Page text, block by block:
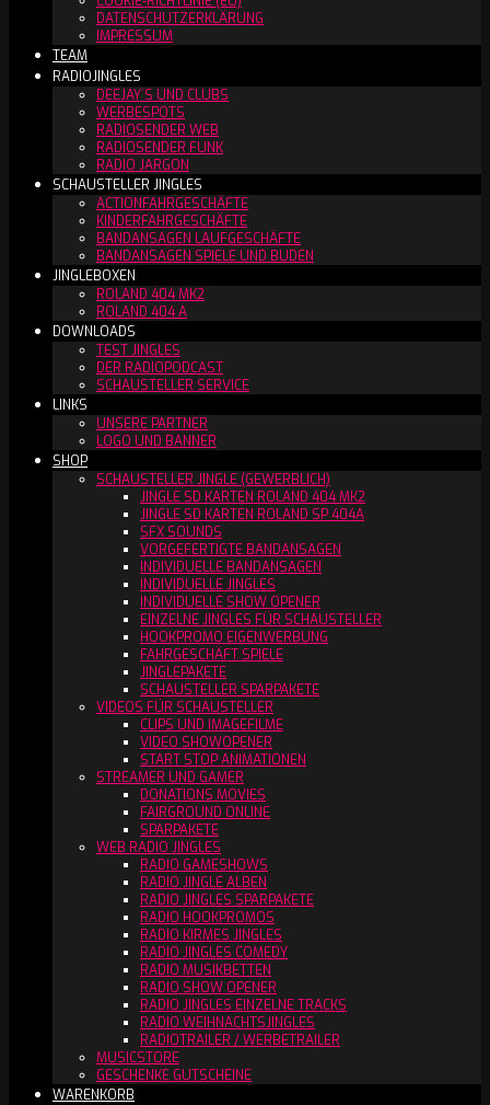
DATENSCHUTZERKLÄRUNG
IMPRESSUM
TEAM
RADIOJINGLES
DEEJAY´S UND CLUBS
WERBESPOTS
RADIOSENDER WEB
RADIOSENDER FUNK
RADIO JARGON
SCHAUSTELLER JINGLES
ACTIONFAHRGESCHÄFTE
KINDERFAHRGESCHÄFTE
BANDANSAGEN LAUFGESCHÄFTE
BANDANSAGEN SPIELE UND BUDEN
JINGLEBOXEN
ROLAND 404 MK2
ROLAND 404 A
DOWNLOADS
TEST JINGLES
DER RADIOPODCAST
SCHAUSTELLER SERVICE
LINKS
UNSERE PARTNER
LOGO UND BANNER
SHOP
SCHAUSTELLER JINGLE (GEWERBLICH)
JINGLE SD KARTEN ROLAND 404 MK2
JINGLE SD KARTEN ROLAND SP 404A
SFX SOUNDS
VORGEFERTIGTE BANDANSAGEN
INDIVIDUELLE BANDANSAGEN
INDIVIDUELLE JINGLES
INDIVIDUELLE SHOW OPENER
EINZELNE JINGLES FÜR SCHAUSTELLER
HOOKPROMO EIGENWERBUNG
FAHRGESCHÄFT SPIELE
JINGLEPAKETE
SCHAUSTELLER SPARPAKETE
VIDEOS FÜR SCHAUSTELLER
CLIPS UND IMAGEFILME
VIDEO SHOWOPENER
START STOP ANIMATIONEN
STREAMER UND GAMER
DONATIONS MOVIES
FAIRGROUND ONLINE
SPARPAKETE
WEB RADIO JINGLES
RADIO GAMESHOWS
RADIO JINGLE ALBEN
RADIO JINGLES SPARPAKETE
RADIO HOOKPROMOS
RADIO KIRMES JINGLES
RADIO JINGLES COMEDY
RADIO MUSIKBETTEN
RADIO SHOW OPENER
RADIO JINGLES EINZELNE TRACKS
RADIO WEIHNACHTSJINGLES
RADIOTRAILER / WERBETRAILER
MUSICSTORE
GESCHENKE GUTSCHEINE
WARENKORB